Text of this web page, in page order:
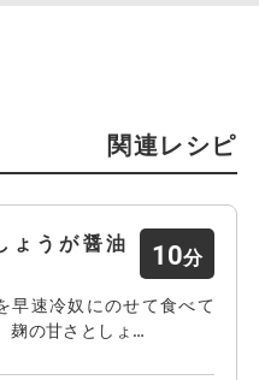
関連レシピ
ょうが醤油
10
早速冷奴にのせて食べて
麹の甘さとしょ…